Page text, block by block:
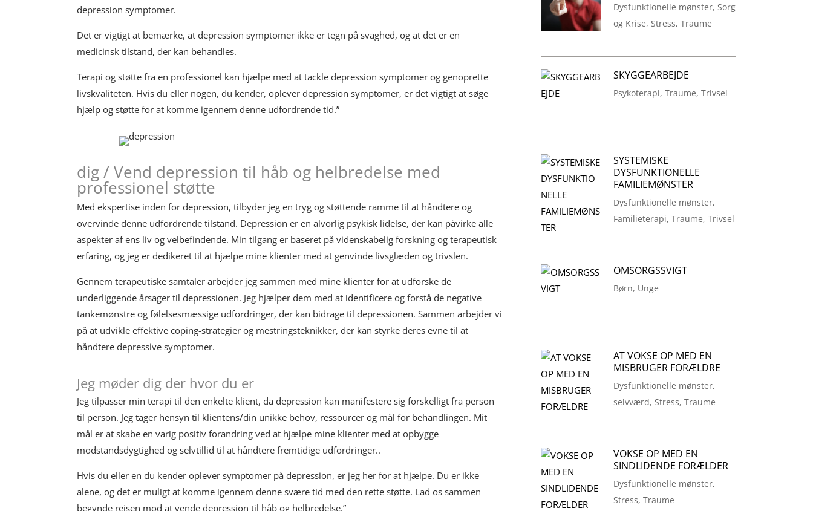
depression symptomer.
Det er vigtigt at bemærke, at depression symptomer ikke er tegn på svaghed, og at det er en
medicinsk tilstand, der kan behandles.
Terapi og støtte fra en professionel kan hjælpe med at tackle depression symptomer og genoprette
livskvaliteten. Hvis du eller nogen, du kender, oplever depression symptomer, er det vigtigt at søge
hjælp og støtte for at komme igennem denne udfordrende tid.”
dig / Vend depression til håb og helbredelse med
professionel støtte
Med ekspertise inden for depression, tilbyder jeg en tryg og støttende ramme til at håndtere og
overvinde denne udfordrende tilstand. Depression er en alvorlig psykisk lidelse, der kan påvirke alle
aspekter af ens liv og velbefindende. Min tilgang er baseret på videnskabelig forskning og terapeutisk
erfaring, og jeg er dedikeret til at hjælpe mine klienter med at genvinde livsglæden og trivslen.
Gennem terapeutiske samtaler arbejder jeg sammen med mine klienter for at udforske de
underliggende årsager til depressionen. Jeg hjælper dem med at identificere og forstå de negative
tankemønstre og følelsesmæssige udfordringer, der kan bidrage til depressionen. Sammen arbejder vi
på at udvikle effektive coping-strategier og mestringsteknikker, der kan styrke deres evne til at
håndtere depressive symptomer.
Jeg møder dig der hvor du er
Jeg tilpasser min terapi til den enkelte klient, da depression kan manifestere sig forskelligt fra person
til person. Jeg tager hensyn til klientens/din unikke behov, ressourcer og mål for behandlingen. Mit
mål er at skabe en varig positiv forandring ved at hjælpe mine klienter med at opbygge
modstandsdygtighed og selvtillid til at håndtere fremtidige udfordringer..
Hvis du eller en du kender oplever symptomer på depression, er jeg her for at hjælpe. Du er ikke
alene, og det er muligt at komme igennem denne svære tid med den rette støtte. Lad os sammen
begynde rejsen mod at vende depression til håb og helbredelse.”
Dysfunktionelle mønster, Sorg
og Krise, Stress, Traume
SKYGGEARBEJDE
Psykoterapi, Traume, Trivsel
SYSTEMISKE
DYSFUNKTIONELLE
FAMILIEMØNSTER
Dysfunktionelle mønster,
Familieterapi, Traume, Trivsel
OMSORGSSVIGT
Børn, Unge
AT VOKSE OP MED EN
MISBRUGER FORÆLDRE
Dysfunktionelle mønster,
selvværd, Stress, Traume
VOKSE OP MED EN
SINDLIDENDE FORÆLDER
Dysfunktionelle mønster,
Stress, Traume